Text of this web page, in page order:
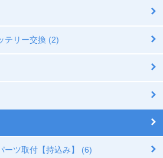
リー交換 (2)
ーツ取付【持込み】 (6)